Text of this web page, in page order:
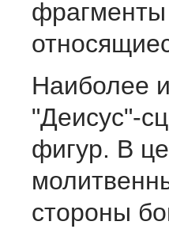
Наиболее
"Деисус"-
фигур. В
стороны